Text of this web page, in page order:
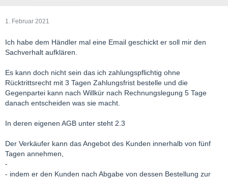
1. Februar 2021
Ich habe dem Händler mal eine Email geschickt er soll mir den
Sachverhalt aufklären.
Es kann doch nicht sein das ich zahlungspflichtig ohne
Rücktrittsrecht mit 3 Tagen Zahlungsfrist bestelle und die
Gegenpartei kann nach Willkür nach Rechnungslegung 5 Tage
danach entscheiden was sie macht.
In deren eigenen AGB unter steht 2.3
Der Verkäufer kann das Angebot des Kunden innerhalb von fünf
Tagen annehmen,
-
- indem er den Kunden nach Abgabe von dessen Bestellung zur